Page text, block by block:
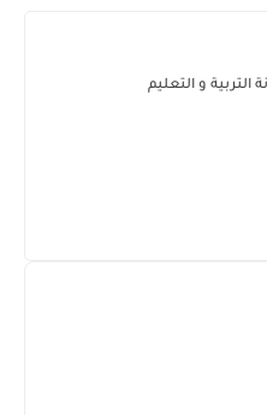
و التعليم